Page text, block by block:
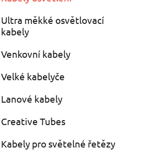
Ultra měkké osvětlovací
kabely
Venkovní kabely
Velké kabelyče
Lanové kabely
Creative Tubes
Kabely pro světelné řetězy